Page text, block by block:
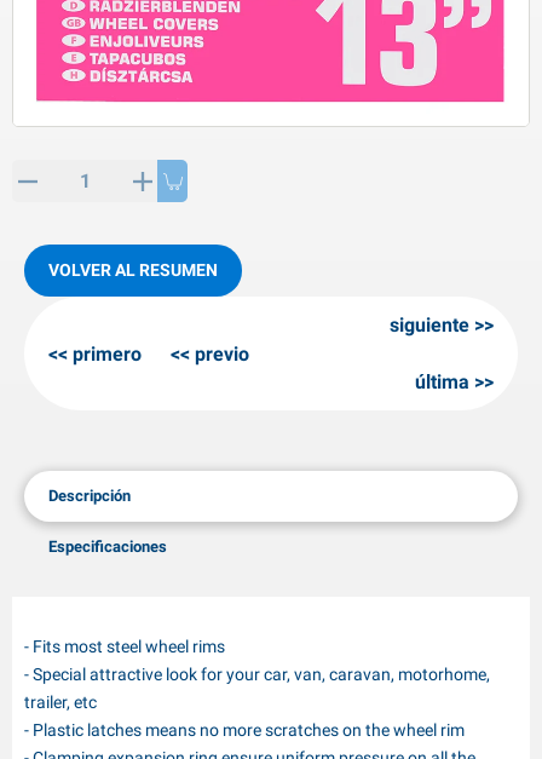
de SPP
AL-KO
para invierno
invernales
VOLVER AL RESUMEN
primero previo
siguiente
última
Descripción
Especificaciones
- Fits most steel wheel rims
- Special attractive look for your car, van, caravan, motorhome,
trailer, etc
- Plastic latches means no more scratches on the wheel rim